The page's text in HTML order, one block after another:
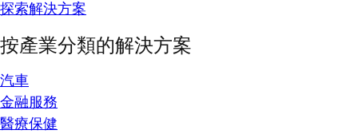
探索解決方案
按產業分類的解決方案
汽車
金融服務
醫療保健